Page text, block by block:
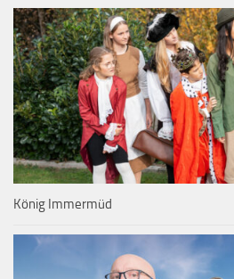
König Immermüd